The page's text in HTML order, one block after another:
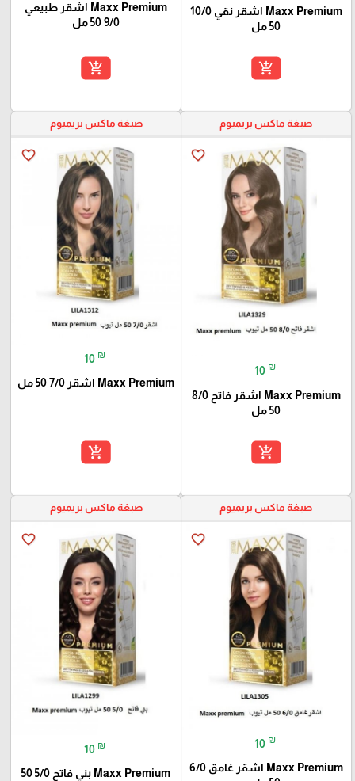
Maxx Premium اشقر نقي 10/0
50 مل
add_shopping_cart
Maxx Premium اشقر طبيعي
9/0 50 مل
add_shopping_cart
صبغة ماكس بريميوم
favorite_border
10 ₪
Maxx Premium اشقر فاتح 8/0
50 مل
add_shopping_cart
صبغة ماكس بريميوم
favorite_border
10 ₪
Maxx Premium اشقر 7/0 50 مل
add_shopping_cart
صبغة ماكس بريميوم
favorite_border
10 ₪
Maxx Premium اشقر غامق 6/0
صبغة ماكس بريميوم
favorite_border
10 ₪
Maxx Premium بني فاتح 5/0 50